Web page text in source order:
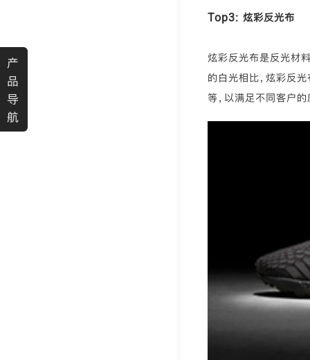
Top3: 炫彩反光布
炫彩反光布是反光材
的白光相比，炫彩反
等，以满足不同客户的
产
品
导
航